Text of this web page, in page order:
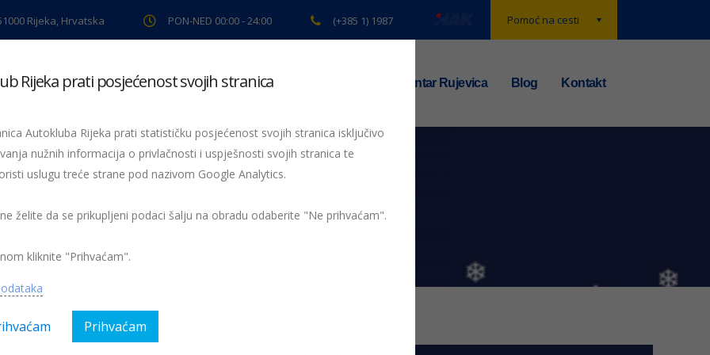
Pomoć na cesti
Rijeka, Hrvatska PON-NED 00:00 - 24:00 (+385 1) 1987
pregled Pomoć na cesti Servis Preventiva TS centar Rujevica Blog Kontakt
Obavijest o radnom vremenu tijekom božićnih i novogodišnjih praznika
Rijeka prati posjećenost svojih stranica
Autokluba Rijeka prati statističku posjećenost svojih stranica isključivo
nužnih informacija o privlačnosti i uspješnosti svojih stranica te
uslugu treće strane pod nazivom Google Analytics.
želite da se prikupljeni podaci šalju na obradu odaberite "Ne prihvaćam".
kliknite "Prihvaćam".
Prihvaćam